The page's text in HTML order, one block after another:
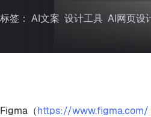
标签： AI文案 设计工具 AI网页设
Figma（https://www.figma.com/